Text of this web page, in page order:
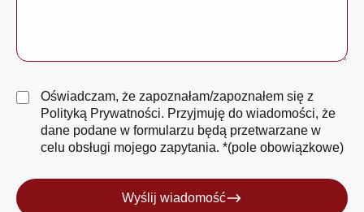
Oświadczam, że zapoznałam/zapoznałem się z
Polityką Prywatności. Przyjmuję do wiadomości, że
dane podane w formularzu będą przetwarzane w
celu obsługi mojego zapytania. *(pole obowiązkowe)
Wyślij wiadomość